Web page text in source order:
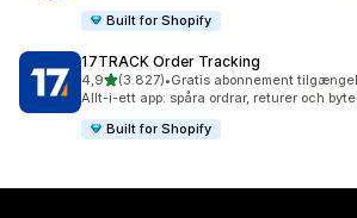
Built for Shopify
17TRACK Order Tracking
4,9ud af 5 stjerner
(3.827)
3827 anmeldelser i alt
•Gratis abonnement
Allt-i-ett app: spåra ordrar, returer och
Built for Shopify